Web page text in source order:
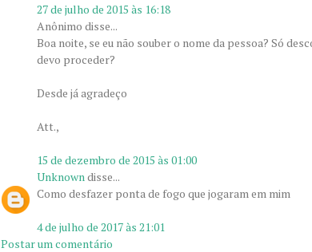
27 de julho de 2015 às 16:18
Anônimo disse...
Boa noite, se eu não souber o nome da pessoa? Só
devo proceder?
Desde já agradeço
Att.,
15 de dezembro de 2015 às 01:00
Unknown disse...
Como desfazer ponta de fogo que jogaram em mim
4 de julho de 2017 às 21:01
Postar um comentário